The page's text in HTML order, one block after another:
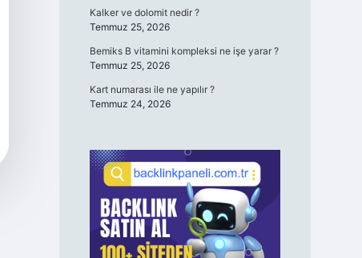
Kalker ve dolomit nedir ?
Temmuz 25, 2026
Bemiks B vitamini kompleksi ne işe yarar ?
Temmuz 25, 2026
Kart numarası ile ne yapılır ?
Temmuz 24, 2026